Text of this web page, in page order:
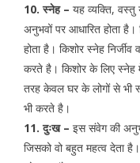
10. स्नेह – यह व्यक्ति,
अनुभवों पर आधारित होता
होता है। किशोर स्नेह
करते है। किशोर के लिए स्नेह
तरह केवल घर के लोगों से भी
भी करते है।
11. दुःख – इस संवेग की
जिसको वो बहुत महत्व देता